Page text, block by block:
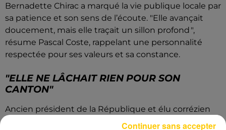
Bernadette Chirac a marqué la vie publique locale par
sa patience et son sens de l’écoute. "Elle avançait
doucement, mais elle traçait un sillon profond ",
résume Pascal Coste, rappelant une personnalité
respectée pour ses valeurs et sa constance.
"ELLE NE LÂCHAIT RIEN POUR SON
CANTON"
Ancien président de la République et élu corrézien
de longue date, François Hollande a salué "une dame
Continuer sans accepter